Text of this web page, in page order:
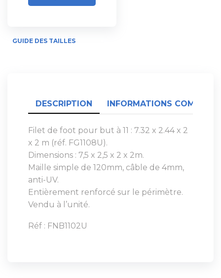
GUIDE DES TAILLES
DESCRIPTION INFORMATIONS
Filet de foot pour but à 11 : 7.32 x 2.44 x 2
x 2 m (réf. FG1108U).
Dimensions : 7,5 x 2,5 x 2 x 2m.
Maille simple de 120mm, câble de 4mm,
anti-UV.
Entièrement renforcé sur le périmètre.
Vendu à l’unité.
Réf : FNB1102U